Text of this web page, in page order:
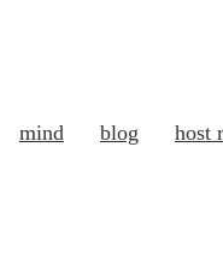
mind blog host